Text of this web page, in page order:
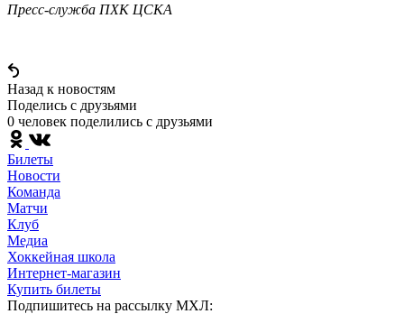
Пресс-служба ПХК ЦСКА
Назад к новостям
Поделись c друзьями
0 человек поделились c друзьями
Билеты
Новости
Команда
Матчи
Клуб
Медиа
Хоккейная школа
Интернет-магазин
Купить билеты
Подпишитесь на рассылку МХЛ: